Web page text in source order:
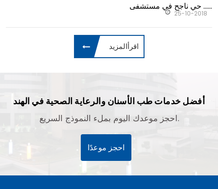
حي ناجح في مستشفى ......
25-10-2018
اقرأالمزيد
أفضل خدمات طب الأسنان والرعاية الصحية في الهند
احجز موعدك اليوم بملء النموذج السريع.
احجز موعدًا